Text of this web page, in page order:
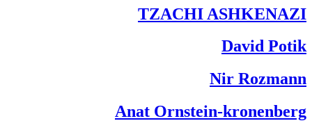
TZACHI ASHKENAZI
David Potik
Nir Rozmann
Anat Ornstein-kronenberg